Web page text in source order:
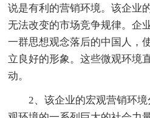
说是有利的营销环境。该企业
无法改变的市场竞争规律。企
一群思想观念落后的中国人，
立良好的形象。这些微观环境
动。
2、该企业的宏观营销环